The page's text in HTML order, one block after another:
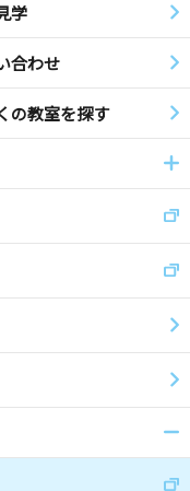
学
合わせ
の教室を探す